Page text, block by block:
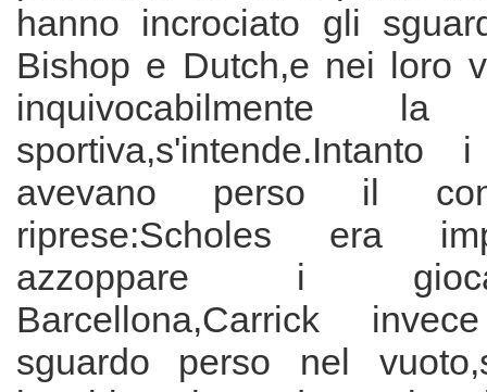
hanno incrociato gli
Bishop e Dutch,e nei loro
inquivocabilmente la
avevano perso il
riprese:Scholes era
azzoppare i
Barcellona,Carrick
sguardo perso nel